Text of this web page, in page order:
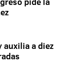
auxilia a diez